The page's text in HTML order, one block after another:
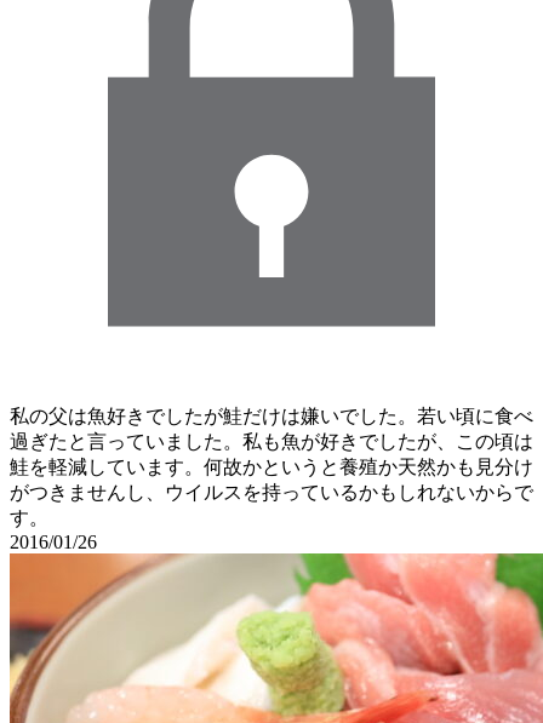
私の父は魚好きでしたが鮭だけは嫌いでした。若い頃に食べ
過ぎたと言っていました。私も魚が好きでしたが、この頃は
鮭を軽減しています。何故かというと養殖か天然かも見分け
がつきませんし、ウイルスを持っているかもしれないからで
す。
2016/01/26